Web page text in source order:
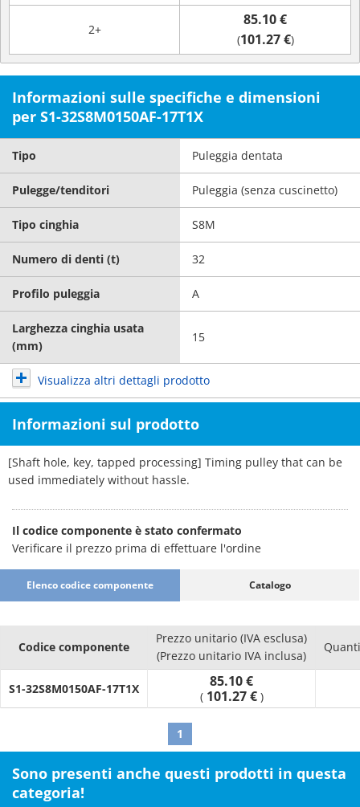
2+
85.10 €
(101.27 €)
Informazioni sulle specifiche e dimensioni
per S1-32S8M0150AF-17T1X
Tipo Puleggia dentata
Pulegge/tenditori Puleggia (senza cuscinetto)
Tipo cinghia S8M
Numero di denti (t) 32
Profilo puleggia A
Larghezza cinghia usata
(mm)
15
Visualizza altri dettagli prodotto
Informazioni sul prodotto
[Shaft hole, key, tapped processing] Timing pulley that can be
used immediately without hassle.
Il codice componente è stato confermato
Verificare il prezzo prima di effettuare l'ordine
Elenco codice componente Catalogo
Codice componente
Prezzo unitario (IVA esclusa)
(Prezzo unitario IVA inclusa)
S1-32S8M0150AF-17T1X 85.10 €
( 101.27 € )
1
Sono presenti anche questi prodotti in questa
categoria!